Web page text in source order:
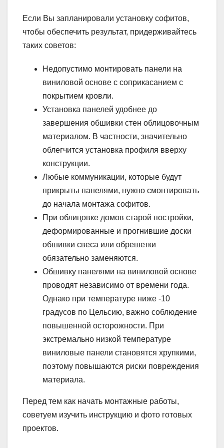
Если Вы запланировали установку софитов,
чтобы обеспечить результат, придерживайтесь
таких советов:
Недопустимо монтировать панели на
виниловой основе с соприкасанием с
покрытием кровли.
Установка панелей удобнее до
завершения обшивки стен облицовочным
материалом. В частности, значительно
облегчится установка профиля вверху
конструкции.
Любые коммуникации, которые будут
прикрыты панелями, нужно смонтировать
до начала монтажа софитов.
При облицовке домов старой постройки,
деформированные и прогнившие доски
обшивки свеса или обрешетки
обязательно заменяются.
Обшивку панелями на виниловой основе
проводят независимо от времени года.
Однако при температуре ниже -10
градусов по Цельсию, важно соблюдение
повышенной осторожности. При
экстремально низкой температуре
виниловые панели становятся хрупкими,
поэтому повышаются риски повреждения
материала.
Перед тем как начать монтажные работы,
советуем изучить инструкцию и фото готовых
проектов.